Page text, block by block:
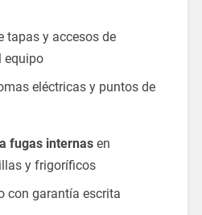
tapas y accesos de
equipo
eléctricas y puntos de
fugas internasen
y frigoríficos
con garantía escrita